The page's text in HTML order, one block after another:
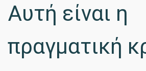
Αυτή είναι η
πραγματική